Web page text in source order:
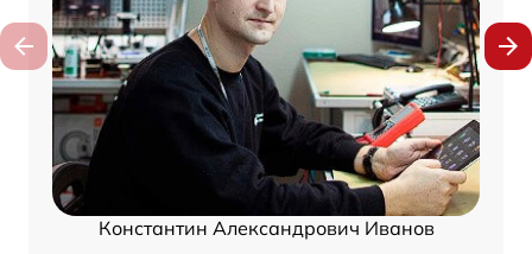
Константин Александрович Иванов